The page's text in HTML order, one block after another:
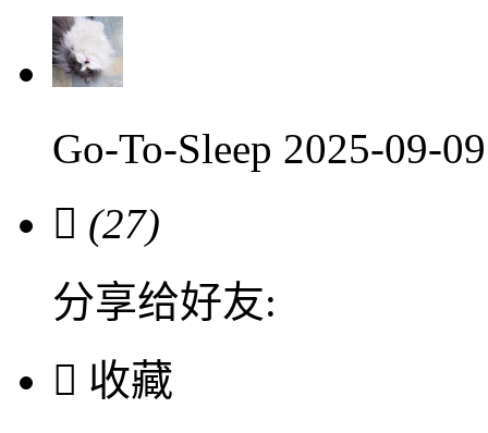
Go-To-Sleep 2025-09-
 (27)
分享给好友:
 收藏